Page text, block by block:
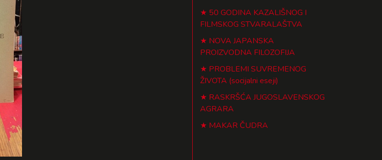
50 GODINA KAZALIŠNOG I
FILMSKOG STVARALAŠTVA
NOVA JAPANSKA
PROIZVODNA FILOZOFIJA
PROBLEMI SUVREMENOG
ŽIVOTA (socijalni eseji)
RASKRŠĆA JUGOSLAVENSKOG
AGRARA
MAKAR ČUDRA